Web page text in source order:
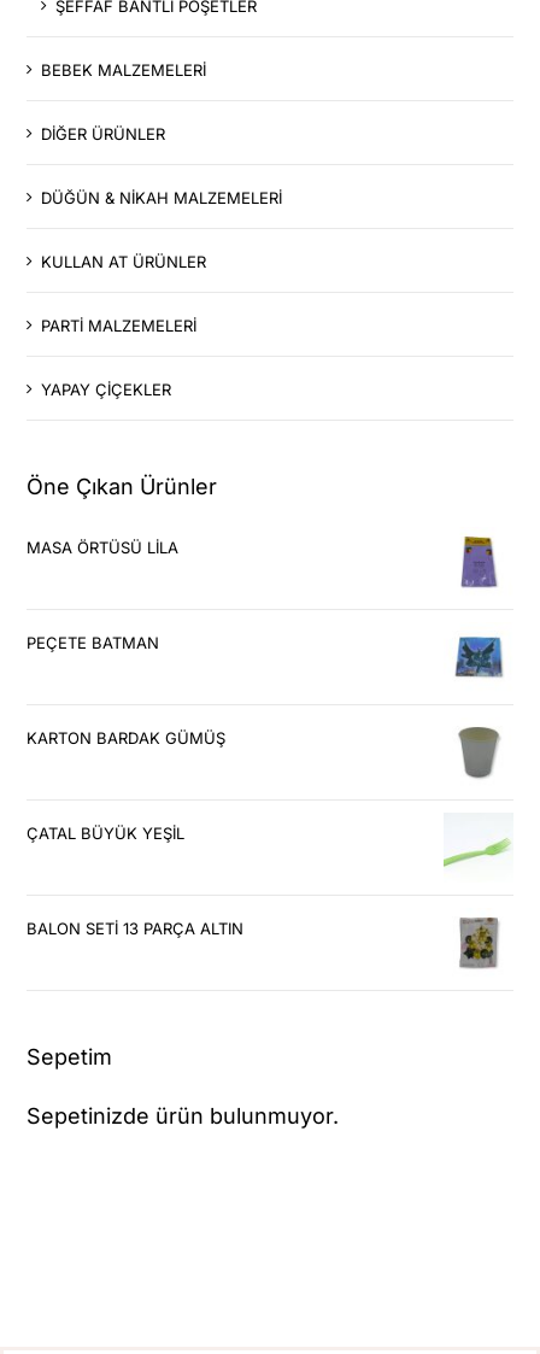
ŞEFFAF BANTLI POŞETLER
BEBEK MALZEMELERİ
DİĞER ÜRÜNLER
DÜĞÜN & NİKAH MALZEMELERİ
KULLAN AT ÜRÜNLER
PARTİ MALZEMELERİ
YAPAY ÇİÇEKLER
Öne Çıkan Ürünler
MASA ÖRTÜSÜ LİLA
PEÇETE BATMAN
KARTON BARDAK GÜMÜŞ
ÇATAL BÜYÜK YEŞİL
BALON SETİ 13 PARÇA ALTIN
Sepetim
Sepetinizde ürün bulunmuyor.